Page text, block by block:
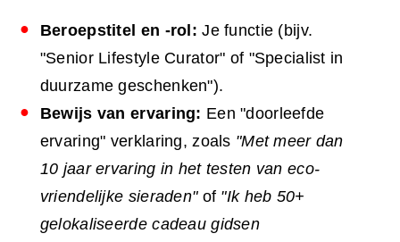
Beroepstitel en -rol: Je functie (bijv.
"Senior Lifestyle Curator" of "Specialist in
duurzame geschenken").
Bewijs van ervaring: Een "doorleefde
ervaring" verklaring, zoals "Met meer dan
10 jaar ervaring in het testen van eco-
vriendelijke sieraden"of "Ik heb 50+
gelokaliseerde cadeau gidsen